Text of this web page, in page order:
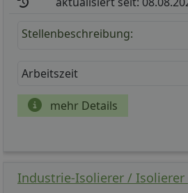
Stellenbeschreibung:
Arbeitszeit
mehr Details
Industrie-Isolierer / Isolierer